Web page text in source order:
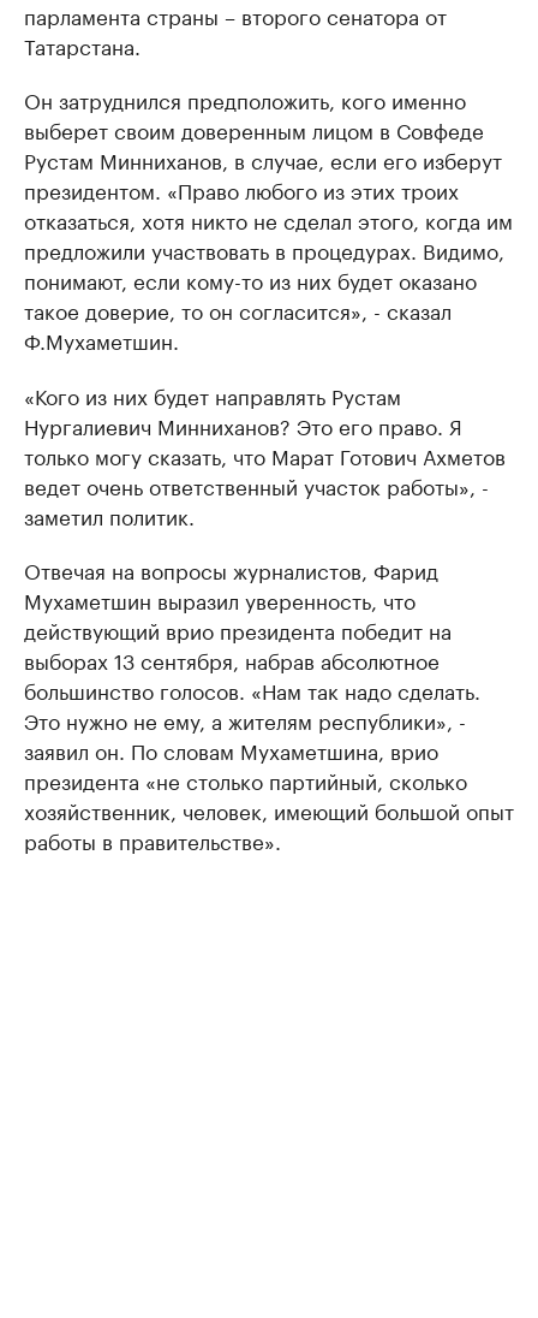
парламента страны – второго сенатора от
Татарстана.
Он затруднился предположить, кого именно
выберет своим доверенным лицом в Совфеде
Рустам Минниханов, в случае, если его изберут
президентом. «Право любого из этих троих
отказаться, хотя никто не сделал этого, когда им
предложили участвовать в процедурах. Видимо,
понимают, если кому-то из них будет оказано
такое доверие, то он согласится», - сказал
Ф.Мухаметшин.
«Кого из них будет направлять Рустам
Нургалиевич Минниханов? Это его право. Я
только могу сказать, что Марат Готович Ахметов
ведет очень ответственный участок работы», -
заметил политик.
Отвечая на вопросы журналистов, Фарид
Мухаметшин выразил уверенность, что
действующий врио президента победит на
выборах 13 сентября, набрав абсолютное
большинство голосов. «Нам так надо сделать.
Это нужно не ему, а жителям республики», -
заявил он. По словам Мухаметшина, врио
президента «не столько партийный, сколько
хозяйственник, человек, имеющий большой опыт
работы в правительстве».